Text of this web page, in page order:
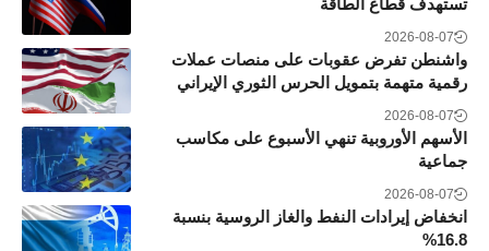
تستهدف قطاع الطاقة
2026-08-07
واشنطن تفرض عقوبات على منصات عملات
رقمية متهمة بتمويل الحرس الثوري الإيراني
2026-08-07
الأسهم الأوروبية تنهي الأسبوع على مكاسب
جماعية
2026-08-07
انخفاض إيرادات النفط والغاز الروسية بنسبة
16.8%